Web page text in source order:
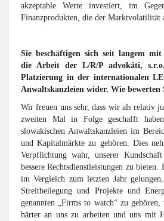
akzeptable Werte investiert, im
Finanzprodukten, die der Marktvolatilität
Sie beschäftigen sich seit langem
die Arbeit der L/R/P advokáti,
Platzierung in der internationalen
Anwaltskanzleien wider. Wie bewerten
Wir freuen uns sehr, dass wir als relativ
zweiten Mal in Folge geschafft
slowakischen Anwaltskanzleien im
und Kapitalmärkte zu gehören. Dies
Verpflichtung wahr, unserer
bessere Rechtsdienstleistungen zu bieten.
im Vergleich zum letzten Jahr
Streitbeilegung und Projekte und
genannten „Firms to watch“ zu
härter an uns zu arbeiten und uns mit